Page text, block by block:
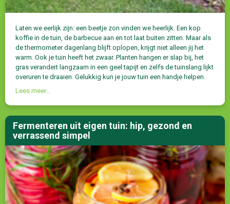
Laten we eerlijk zijn: een beetje zon vinden we heerlijk. Een kop
koffie in de tuin, de barbecue aan en tot laat buiten zitten. Maar als
de thermometer dagenlang blijft oplopen, krijgt niet alleen jij het
warm. Ook je tuin heeft het zwaar. Planten hangen er slap bij, het
gras verandert langzaam in een geel tapijt en zelfs de tuinslang lijkt
overuren te draaien. Gelukkig kun je jouw tuin een handje helpen.
Lees meer...
Fermenteren uit eigen tuin: hip, gezond en
verrassend simpel